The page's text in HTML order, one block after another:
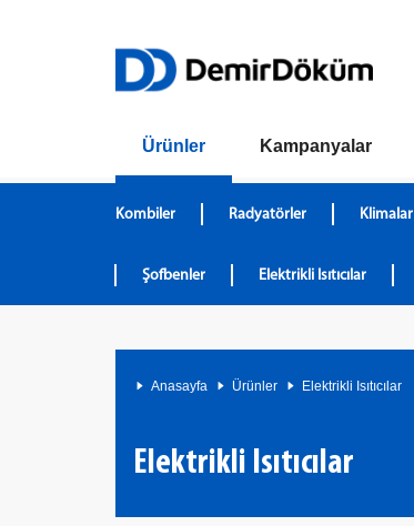
Ürünler
Kombiler Radyatörler Klimalar
Şofbenler Elektrikli Isıtıcılar
Kampanyalar
Anasayfa Ürünler Elektrikli Isıtıcılar
Elektrikli Isıtıcılar